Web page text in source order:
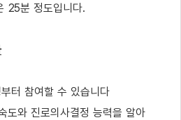
25분 정도입니다.
터 참여할 수 있습니다
도와 진로의사결정 능력을 알아